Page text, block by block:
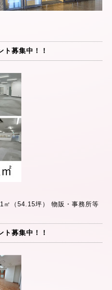
ト募集中！！
㎡（54.15坪） 物販・事務所等
ト募集中！！